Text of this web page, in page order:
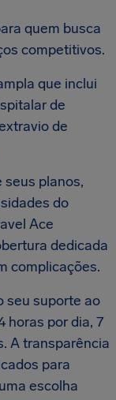
quem busca
competitivos.
que inclui
de
de
planos,
do
Ace
dedicada
complicações.
seu suporte ao
horas por dia, 7
A transparência
para
escolha